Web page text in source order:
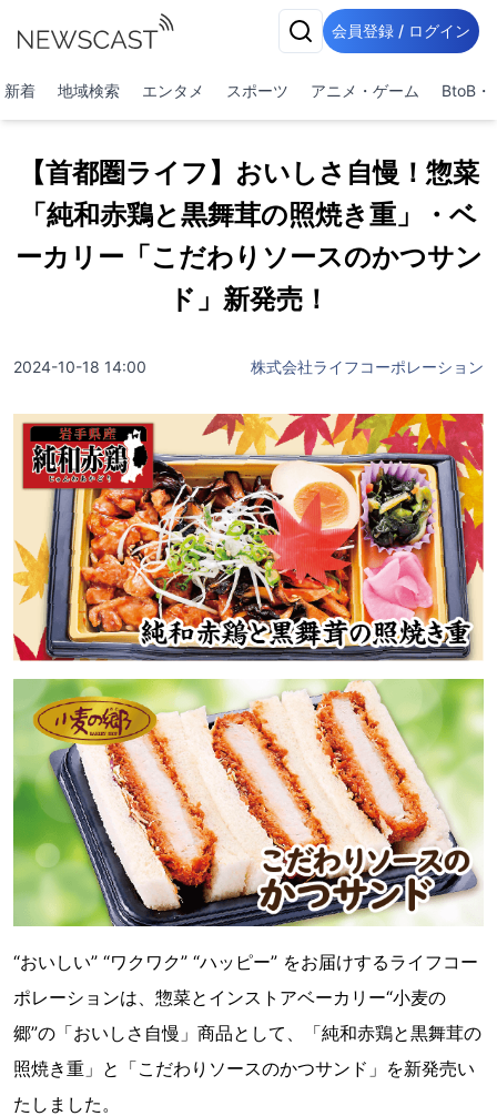
会員登録 / ログイン
新着 地域検索 エンタメ スポーツ アニメ・ゲーム BtoB・
【首都圏ライフ】おいしさ自慢！惣菜
「純和赤鶏と黒舞茸の照焼き重」・ベ
ーカリー「こだわりソースのかつサン
ド」新発売！
2024-10-18 14:00 株式会社ライフコーポレーション
“おいしい” “ワクワク” “ハッピー” をお届けするライフコー
ポレーションは、惣菜とインストアベーカリー“小麦の
郷”の「おいしさ自慢」商品として、「純和赤鶏と黒舞茸の
照焼き重」と「こだわりソースのかつサンド」を新発売い
たしました。